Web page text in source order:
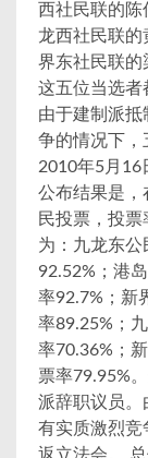
西社民联的
龙西社民联的
界东社民联的
这五位当选者
由于建制派
争的情况下，
2010年5月16
公布结果是，
民投票，投票
为：九龙东
92.52%；港
率92.7%；新
率89.25%；
率70.36%；
票率79.95%
派辞职议员。
有实质激烈竞